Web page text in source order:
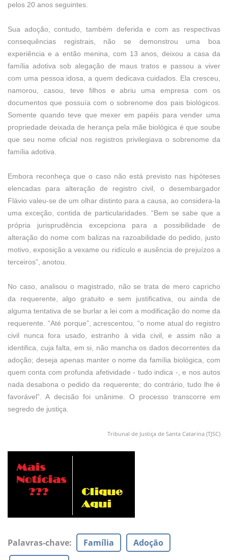
pelos 20 anos seguintes.
Sua adoção, contudo, também deferida e com as respectivas
consequências registrais, não se demonstrou uma boa
experiência e a então menina, com 13 anos, deixou a casa da
família adotiva sob alegação de maus tratos e passou a viver
com uma pessoa idosa, a quem dedicava cuidados. Ela cresceu,
namorou, casou, teve filhos e abriu uma empresa com os
documentos que possuía com o sobrenome dos pais biológicos.
Somente quando teve que mexer em papéis para vender uma
propriedade deixada de herança pela mãe biológica é que soube
que seu nome oficial nos registros privilegiava o sobrenome da
família adotiva.
Embora reconheça que o caso não está previsto nas hipóteses
elencadas para alteração de registro civil, o desembargador
Flávio valeu-se de um olhar distinto para a causa, ao considera-la
uma exceção, contida de particularidades. “Bem se sabe que a
própria jurisprudência excepciona para a possibilidade de
alteração do nome com balizas na razoabilidade do pedido, justo
motivo, exposição a vexame ou ridículo e ausência de prejuízos a
terceiros”, anotou.
No caso, analisou o magistrado, não se trata de mero capricho
da requerente, algo gratuito e sem justificativa, ou ainda de
alguma tentativa de se burlar a lei com a modificação do nome da
requerente. “Até porque”, acrescentou, “o nome atual do registro
civil nunca fora usado, estranho à vida civil, e assim não a
identifica, cuja falta, em si, não mancha os dados decorrentes da
adoção; deseja apenas manter o nome da família biológica, com
quem conta com profunda afetividade - tudo indica -, e nos autos
nada desabona o pedido da requerente; do contrário, tudo lhe é
favorável”. A decisão foi unânime. O processo transcorre em
segredo de justiça.
Tribunal de Justiça de Santa Catarina (TJSC)
Palavras-chave: Família
Adoção